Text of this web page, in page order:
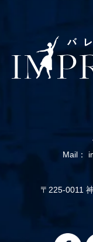
Mail：
〒225-0011